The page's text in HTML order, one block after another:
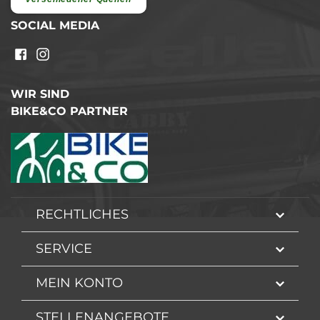
SOCIAL MEDIA
WIR SIND
BIKE&CO PARTNER
RECHTLICHES
SERVICE
MEIN KONTO
STELLENANGEBOTE